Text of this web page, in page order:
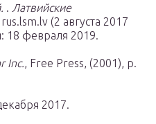
. Латвийские
(2 августа 2017
18 февраля 2019.
Inc., Free Press, (2001), p.
2017.